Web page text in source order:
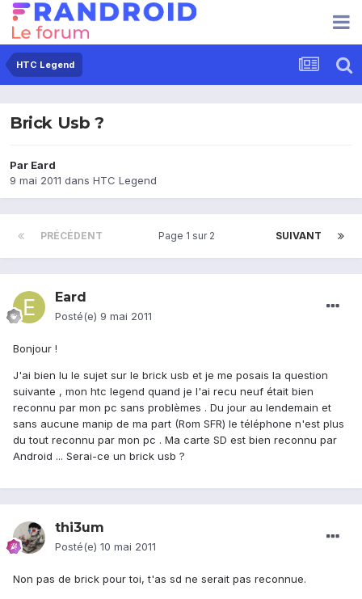
HTC Legend
Brick Usb ?
Par Eard
9 mai 2011 dans HTC Legend
PRÉCÉDENT SUIVANT
Page 1 sur 2
Eard
Posté(e) 9 mai 2011
Bonjour !
J'ai bien lu le sujet sur le brick usb et je me posais la question
suivante , mon htc legend quand je l'ai recu neuf était bien
reconnu par mon pc sans problèmes . Du jour au lendemain et
sans aucune manip de ma part (Rom SFR) le téléphone n'est plus
du tout reconnu par mon pc . Ma carte SD est bien reconnu par
Android ... Serai-ce un brick usb ?
thi3um
Posté(e) 10 mai 2011
Non pas de brick pour toi, t'as sd ne serait pas reconnue.